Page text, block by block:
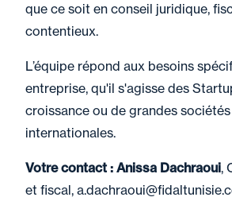
que ce soit en conseil juridique,
contentieux.
L’équipe répond aux besoins
entreprise, qu'il s'agisse des
croissance ou de grandes
internationales.
Votre contact : Anissa Dachraoui,
et fiscal,